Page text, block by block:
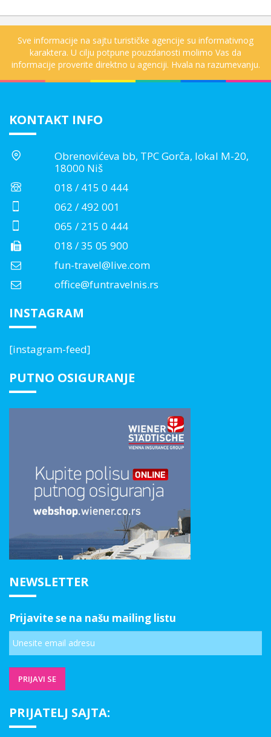
Sve informacije na sajtu turističke agencije su informativnog
karaktera. U cilju potpune pouzdanosti molimo Vas da
informacije proverite direktno u agenciji. Hvala na razumevanju.
KONTAKT INFO
Obrenovićeva bb, TPC Gorča, lokal M-20,
18000 Niš
018 / 415 0 444
062 / 492 001
065 / 215 0 444
018 / 35 05 900
fun-travel@live.com
office@funtravelnis.rs
INSTAGRAM
[instagram-feed]
PUTNO OSIGURANJE
NEWSLETTER
Prijavite se na našu mailing listu
PRIJATELJ SAJTA: